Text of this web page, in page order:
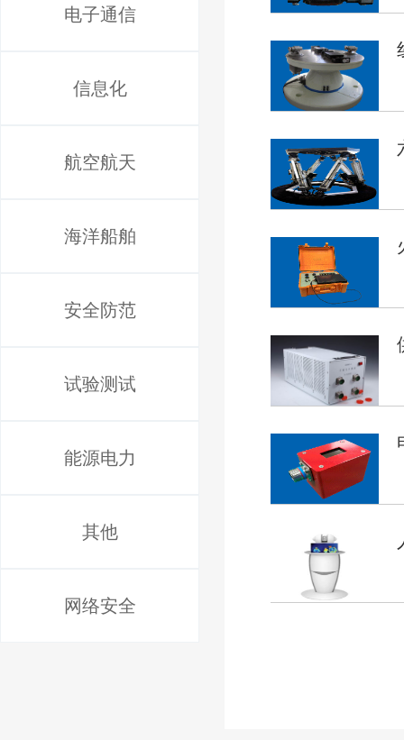
电子通信
信息化
航空航天
海洋船舶
安全防范
试验测试
能源电力
其他
网络安全